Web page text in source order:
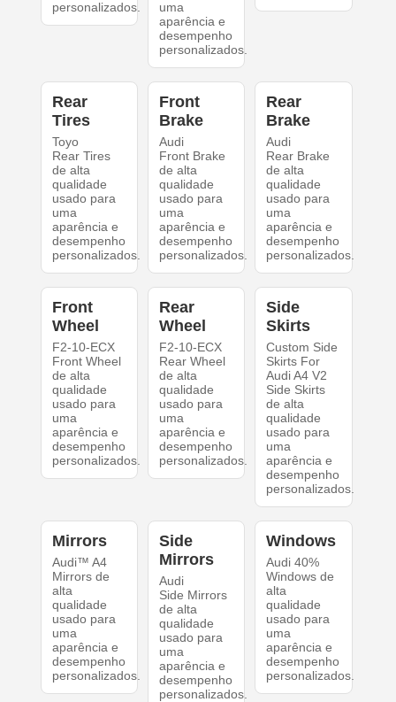
personalizados.
uma
aparência e
desempenho
personalizados.
Rear
Tires
Toyo
Rear Tires
de alta
qualidade
usado para
uma
aparência e
desempenho
personalizados.
Front
Brake
Audi
Front Brake
de alta
qualidade
usado para
uma
aparência e
desempenho
personalizados.
Rear
Brake
Audi
Rear Brake
de alta
qualidade
usado para
uma
aparência e
desempenho
personalizados.
Front
Wheel
F2-10-ECX
Front Wheel
de alta
qualidade
usado para
uma
aparência e
desempenho
personalizados.
Rear
Wheel
F2-10-ECX
Rear Wheel
de alta
qualidade
usado para
uma
aparência e
desempenho
personalizados.
Side
Skirts
Custom Side
Skirts For
Audi A4 V2
Side Skirts
de alta
qualidade
usado para
uma
aparência e
desempenho
personalizados.
Mirrors
Audi™ A4
Mirrors de
alta
qualidade
usado para
uma
aparência e
desempenho
personalizados.
Side
Mirrors
Audi
Side Mirrors
de alta
qualidade
usado para
uma
aparência e
desempenho
personalizados.
Windows
Audi 40%
Windows de
alta
qualidade
usado para
uma
aparência e
desempenho
personalizados.